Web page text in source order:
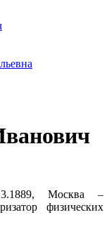
Москва –
физических